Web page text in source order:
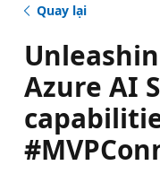
Quay lại
Azure AI